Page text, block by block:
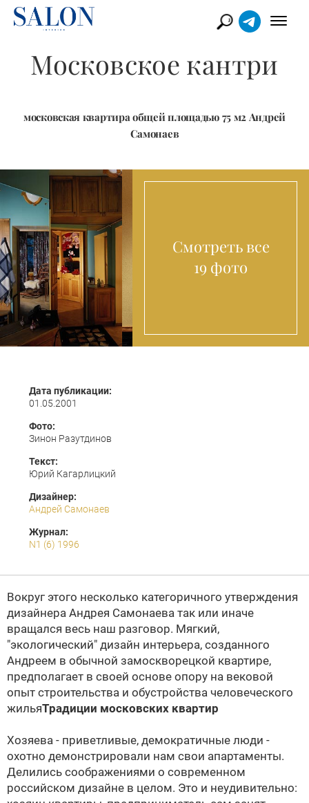
Московское кантри
московская квартира общей площадью 75 м2 Андрей
Самонаев
Смотреть все
19 фото
Дата публикации:
01.05.2001
Фото:
Зинон Разутдинов
Текст:
Юрий Кагарлицкий
Дизайнер:
Андрей Самонаев
Журнал:
N1 (6) 1996
Вокруг этого несколько категоричного утверждения
дизайнера Андрея Самонаева так или иначе
вращался весь наш разговор. Мягкий,
"экологический" дизайн интерьера, созданного
Андреем в обычной замоскворецкой квартире,
предполагает в своей основе опору на вековой
опыт строительства и обустройства человеческого
жильяТрадиции московских квартир
Хозяева - приветливые, демократичные люди -
охотно демонстрировали нам свои апартаменты.
Делились соображениями о современном
российском дизайне в целом. Это и неудивительно: